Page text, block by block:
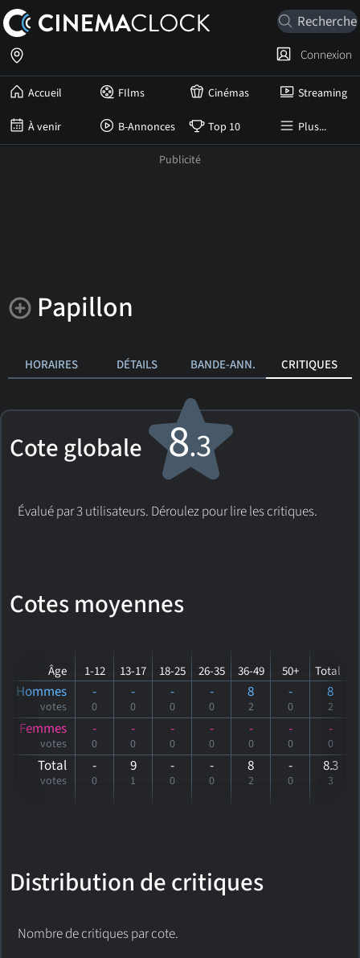
Accueil FIlms Cinémas Streaming
À venir B-Annonces Top 10 Plus...
Connexion
Papillon
HORAIRES DÉTAILS BANDE-ANN. CRITIQUES
Cote globale 8.3
Évalué par 3 utilisateurs. Déroulez pour lire les critiques.
Cotes moyennes
Âge 1-12 13-17 18-25 26-35 36-49 50+ Total
Hommes
votes
-
0
-
0
-
0
-
0
8
2
-
0
8
2
Femmes
votes
-
0
-
0
-
0
-
0
-
0
-
0
-
0
Total
votes
-
0
9
1
-
0
-
0
8
2
-
0
8.3
3
Distribution de critiques
Nombre de critiques par cote.